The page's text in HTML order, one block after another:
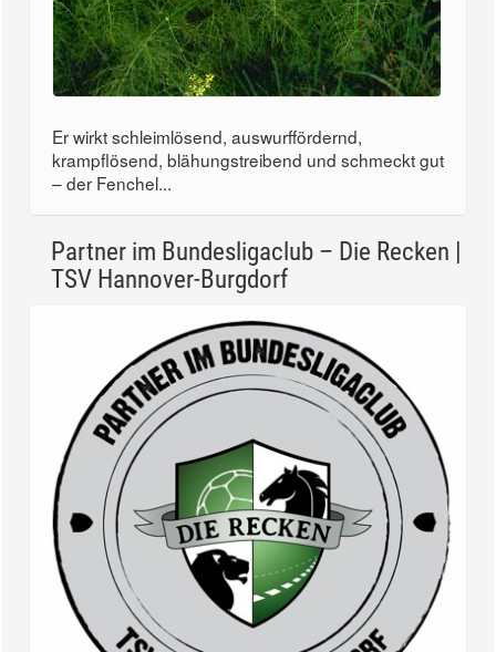
Er wirkt schleimlösend, auswurffördernd,
krampflösend, blähungstreibend und schmeckt gut
– der Fenchel...
Partner im Bundesligaclub – Die Recken |
TSV Hannover-Burgdorf